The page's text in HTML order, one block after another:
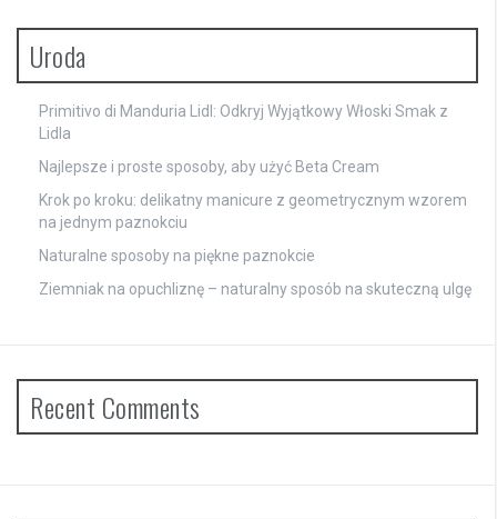
Uroda
Primitivo di Manduria Lidl: Odkryj Wyjątkowy Włoski Smak z
Lidla
Najlepsze i proste sposoby, aby użyć Beta Cream
Krok po kroku: delikatny manicure z geometrycznym wzorem
na jednym paznokciu
Naturalne sposoby na piękne paznokcie
Ziemniak na opuchliznę – naturalny sposób na skuteczną ulgę
Recent Comments